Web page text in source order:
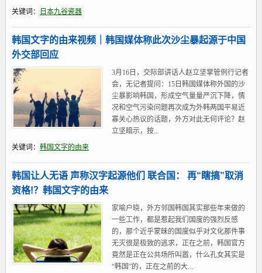
关键词：
日本九谷瓷器
韩国文字的由来视频｜韩国媒体称此次沙尘暴起源于中国
外交部回应
3月16日，交际部讲话人赵立坚掌管例行记者
会，无记者提问：15日韩国媒体称外国的沙
尘暴影响韩国，形成空气量量严沉下降，情
况和空气污染问题再次成为外韩两国平易近
寡关心热议的话题，外方对此无何评论？赵
立坚暗示，按...
关键词： 韩国文字的由来
韩国让人无语 声称汉字起源他们 联合国： 再“瞎搞”取消
资格!？韩国文字的由来
家喻户晓，外方邻国韩国其实那些年来做的
一些工作，都是惹起我们国度的强烈反感
的，那个近乎蒙昧的国度似乎对文化那件事
无灭很是极致的逃求，正在之前，韩国官方
竟然是正在公共场所叫嚣，什么孔女其实是
“韩国”的，正在之前的大...